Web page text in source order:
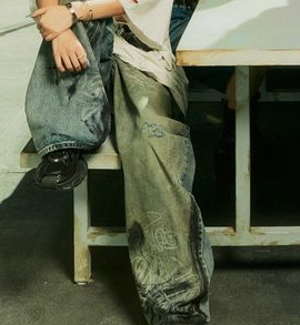
…강원동해안 최대 150㎜ 비
승 마감…S&P 0.6% 나스닥 1.3%↑